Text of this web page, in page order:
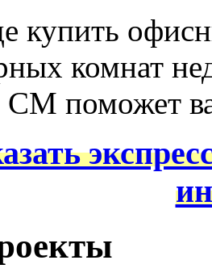
купить
комнат
поможет